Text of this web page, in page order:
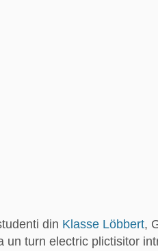
din Klasse Löbbert,
un turn electric plictisitor